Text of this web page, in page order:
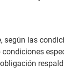
según las